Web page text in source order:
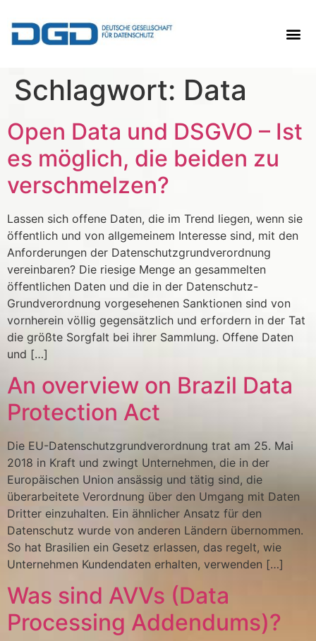
Schlagwort: Data
Open Data und DSGVO – Ist
es möglich, die beiden zu
verschmelzen?
Lassen sich offene Daten, die im Trend liegen, wenn sie
öffentlich und von allgemeinem Interesse sind, mit den
Anforderungen der Datenschutzgrundverordnung
vereinbaren? Die riesige Menge an gesammelten
öffentlichen Daten und die in der Datenschutz-
Grundverordnung vorgesehenen Sanktionen sind von
vornherein völlig gegensätzlich und erfordern in der Tat
die größte Sorgfalt bei ihrer Sammlung. Offene Daten
und […]
An overview on Brazil Data
Protection Act
Die EU-Datenschutzgrundverordnung trat am 25. Mai
2018 in Kraft und zwingt Unternehmen, die in der
Europäischen Union ansässig und tätig sind, die
überarbeitete Verordnung über den Umgang mit Daten
Dritter einzuhalten. Ein ähnlicher Ansatz für den
Datenschutz wurde von anderen Ländern übernommen.
So hat Brasilien ein Gesetz erlassen, das regelt, wie
Unternehmen Kundendaten erhalten, verwenden […]
Was sind AVVs (Data
Processing Addendums)?